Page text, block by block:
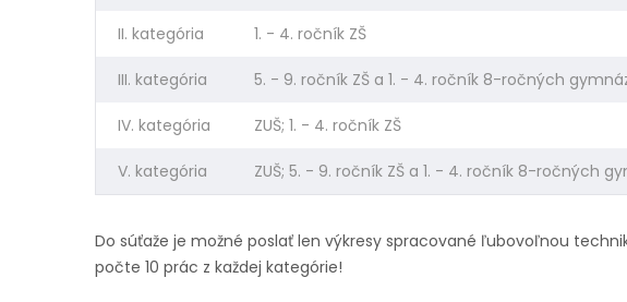
II. kategória 1. - 4. ročník ZŠ
III. kategória 5. - 9. ročník ZŠ a 1. - 4. ročník 8-ročných
IV. kategória ZUŠ; 1. - 4. ročník ZŠ
V. kategória ZUŠ; 5. - 9. ročník ZŠ a 1. - 4. ročník 8-ročných
Do súťaže je možné poslať len výkresy spracované ľubovoľnou
počte 10 prác z každej kategórie!